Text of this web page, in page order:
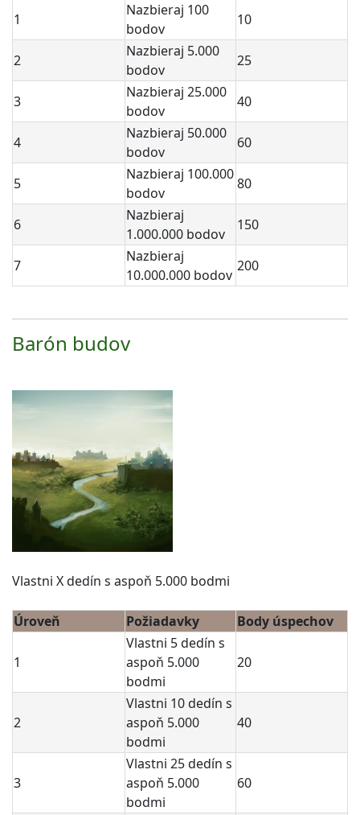
1
Nazbieraj 100
bodov
10
2
Nazbieraj 5.000
bodov
25
3
Nazbieraj 25.000
bodov
40
4
Nazbieraj 50.000
bodov
60
5
Nazbieraj 100.000
bodov
80
6
Nazbieraj
1.000.000 bodov
150
7
Nazbieraj
10.000.000 bodov
200
Barón budov
Vlastni X dedín s aspoň 5.000 bodmi
Úroveň Požiadavky Body úspechov
1
Vlastni 5 dedín s
aspoň 5.000
bodmi
20
2
Vlastni 10 dedín s
aspoň 5.000
bodmi
40
3
Vlastni 25 dedín s
aspoň 5.000
bodmi
60